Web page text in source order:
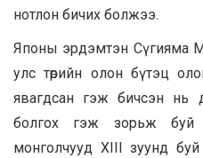
нотлон бичих болжээ.
Японы эрдэмтэн Сүгияма
улс төрийн олон бүтэц
явагдсан гэж бичсэн нь
болгох гэж зорьж
монголчууд XIII зуунд